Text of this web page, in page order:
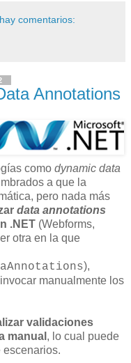
comentarios:
Annotations
como dynamic data
a que la
pero nada más
data annotations
.NET (Webforms,
otra en la que
),
manualmente los
validaciones
manual , lo cual puede
escenarios.